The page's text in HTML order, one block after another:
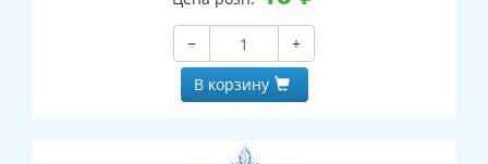
−
+
В корзину